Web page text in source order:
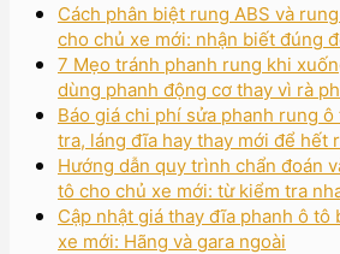
Cách phân biệt rung ABS và
cho chủ xe mới: nhận biết đúng
7 Mẹo tránh phanh rung khi
dùng phanh động cơ thay vì rà
Báo giá chi phí sửa phanh rung
tra, láng đĩa hay thay mới để hết
Hướng dẫn quy trình chẩn đoán
tô cho chủ xe mới: từ kiểm tra
Cập nhật giá thay đĩa phanh ô
xe mới: Hãng và gara ngoài